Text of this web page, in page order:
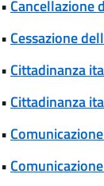
• Cancellazione
• Cessazione
• Cittadinanza
• Cittadinanza
•
•